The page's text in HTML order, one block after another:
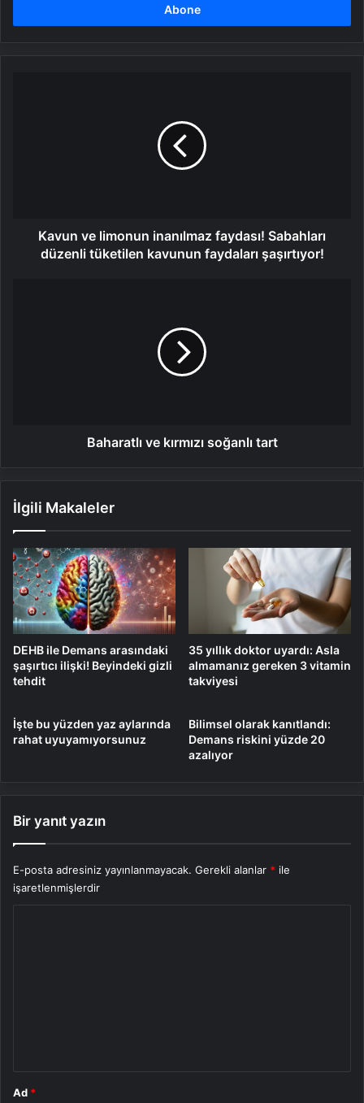
faydaları
şaşırtıyor!
Kavun ve limonun inanılmaz faydası! Sabahları
düzenli tüketilen kavunun faydaları şaşırtıyor!
Baharatlı ve kırmızı soğanlı tart
İlgili Makaleler
DEHB ile Demans arasındaki
şaşırtıcı ilişki! Beyindeki gizli
tehdit
35 yıllık doktor uyardı: Asla
almamanız gereken 3 vitamin
takviyesi
İşte bu yüzden yaz aylarında
rahat uyuyamıyorsunuz
Bilimsel olarak kanıtlandı:
Demans riskini yüzde 20
azalıyor
Bir yanıt yazın
E-posta adresiniz yayınlanmayacak. Gerekli alanlar * ile
işaretlenmişlerdir
Ad *